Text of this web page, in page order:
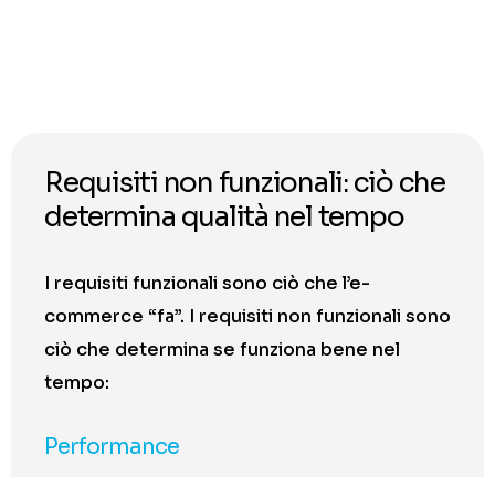
Requisiti non funzionali: ciò che
determina qualità nel tempo
I requisiti funzionali sono ciò che l’e-
commerce “fa”. I requisiti non funzionali sono
ciò che determina se funziona bene nel
tempo:
Performance